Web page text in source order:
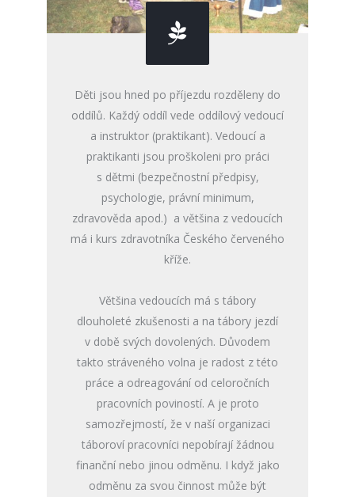
Děti jsou hned po příjezdu rozděleny do
oddílů. Každý oddíl vede oddílový vedoucí
a instruktor (praktikant). Vedoucí a
praktikanti jsou proškoleni pro práci
s dětmi (bezpečnostní předpisy,
psychologie, právní minimum,
zdravověda apod.) a většina z vedoucích
má i kurs zdravotníka Českého červeného
kříže.
Většina vedoucích má s tábory
dlouholeté zkušenosti a na tábory jezdí
v době svých dovolených. Důvodem
takto stráveného volna je radost z této
práce a odreagování od celoročních
pracovních poviností. A je proto
samozřejmostí, že v naší organizaci
táboroví pracovníci nepobírají žádnou
finanční nebo jinou odměnu. I když jako
odměnu za svou činnost může být